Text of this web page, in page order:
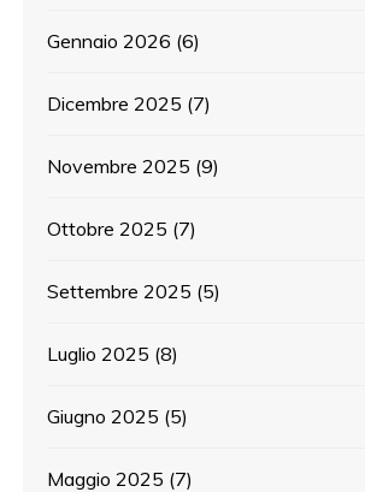
Gennaio 2026 (6)
Dicembre 2025 (7)
Novembre 2025 (9)
Ottobre 2025 (7)
Settembre 2025 (5)
Luglio 2025 (8)
Giugno 2025 (5)
Maggio 2025 (7)